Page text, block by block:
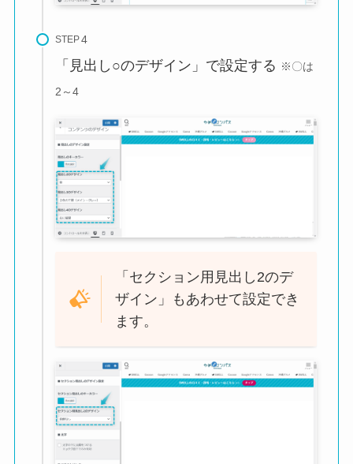
STEP
「見出し○のデザイン」で設定する ※〇は
2～4
「セクション用見出し2のデ
ザイン」もあわせて設定でき
ます。